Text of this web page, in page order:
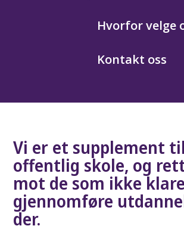
Hvorfor velge
Kontakt oss
Vi er et supplement til
offentlig skole, og
mot de som ikke
gjennomføre
der.